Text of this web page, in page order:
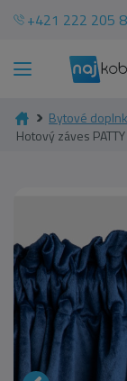
+421 222 205
Bytové
Hotový záves